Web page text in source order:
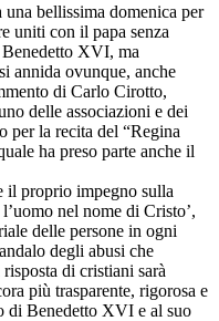
bellissima domenica per
uniti con il papa senza
Benedetto XVI, ma
annida ovunque, anche
di Carlo Cirotto,
delle associazioni e dei
per la recita del “Regina
ha preso parte anche il
il proprio impegno sulla
nel nome di Cristo’,
delle persone in ogni
degli abusi che
di cristiani sarà
più trasparente, rigorosa e
di Benedetto XVI e al suo